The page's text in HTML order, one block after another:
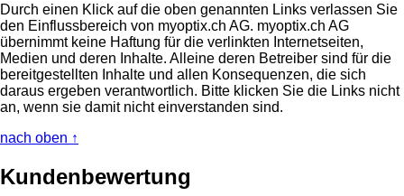
Durch einen Klick auf die oben genannten Links verlassen Sie
den Einflussbereich von myoptix.ch AG. myoptix.ch AG
übernimmt keine Haftung für die verlinkten Internetseiten,
Medien und deren Inhalte. Alleine deren Betreiber sind für die
bereitgestellten Inhalte und allen Konsequenzen, die sich
daraus ergeben verantwortlich. Bitte klicken Sie die Links nicht
an, wenn sie damit nicht einverstanden sind.
nach oben ↑
Kundenbewertung